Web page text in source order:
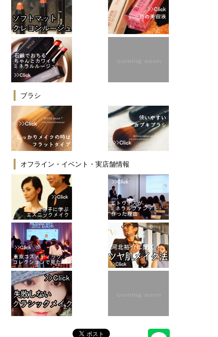
ブラシ
オフライン・イベント・実店舗情報